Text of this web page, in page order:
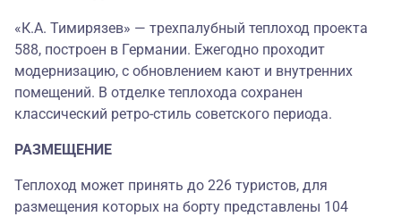
«К.А. Тимирязев» — трехпалубный теплоход проекта
588, построен в Германии. Ежегодно проходит
модернизацию, с обновлением кают и внутренних
помещений. В отделке теплохода сохранен
классический ретро-стиль советского периода.
РАЗМЕЩЕНИЕ
Теплоход может принять до 226 туристов, для
размещения которых на борту представлены 104